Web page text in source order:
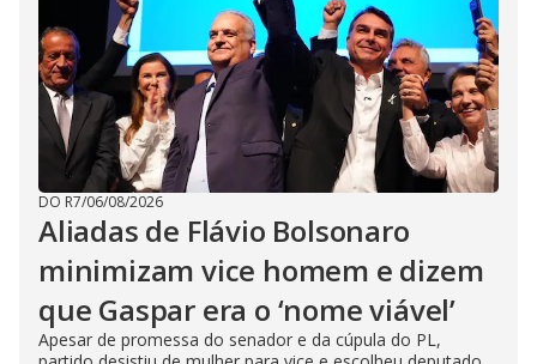
DO R7/06/08/2026
Aliadas de Flávio Bolsonaro
minimizam vice homem e dizem
que Gaspar era o ‘nome viável’
Apesar de promessa do senador e da cúpula do PL,